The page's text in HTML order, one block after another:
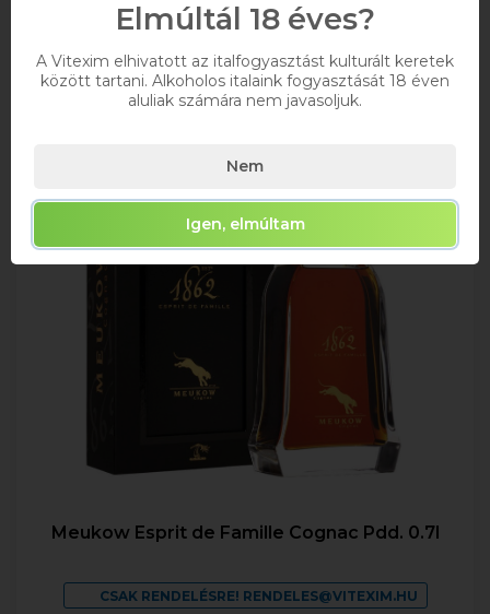
Kosárba
Meukow Esprit de Famille Cognac Pdd. 0.7l
CSAK RENDELÉSRE! RENDELES@VITEXIM.HU
Elmúltál 18 éves?
A Vitexim elhivatott az italfogyasztást kulturált keretek
között tartani. Alkoholos italaink fogyasztását 18 éven
aluliak számára nem javasoljuk.
Nem
Igen, elmúltam